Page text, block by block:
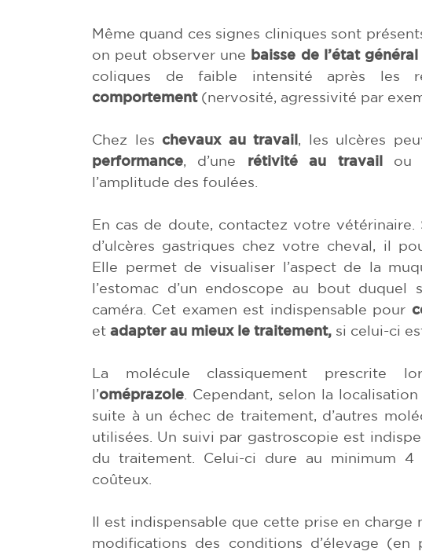
Même quand ces signes cliniques sont
on peut observer une baisse de l’état général
coliques de faible intensité après les
comportement(nervosité, agressivité par
Chez les chevaux au travail, les ulcères
performance, d’une rétivité au travail ou
l’amplitude des foulées.
En cas de doute, contactez votre vétérinaire.
d’ulcères gastriques chez votre cheval, il
Elle permet de visualiser l’aspect de la
l’estomac d’un endoscope au bout
caméra. Cet examen est indispensable pour
et adapter au mieux le traitement, si celui-ci
La molécule classiquement prescrite
l’oméprazole . Cependant, selon la
suite à un échec de traitement, d’autres
utilisées. Un suivi par gastroscopie est
du traitement. Celui-ci dure au minimum 4
coûteux.
Il est indispensable que cette prise en charge
modifications des conditions d’élevage (en